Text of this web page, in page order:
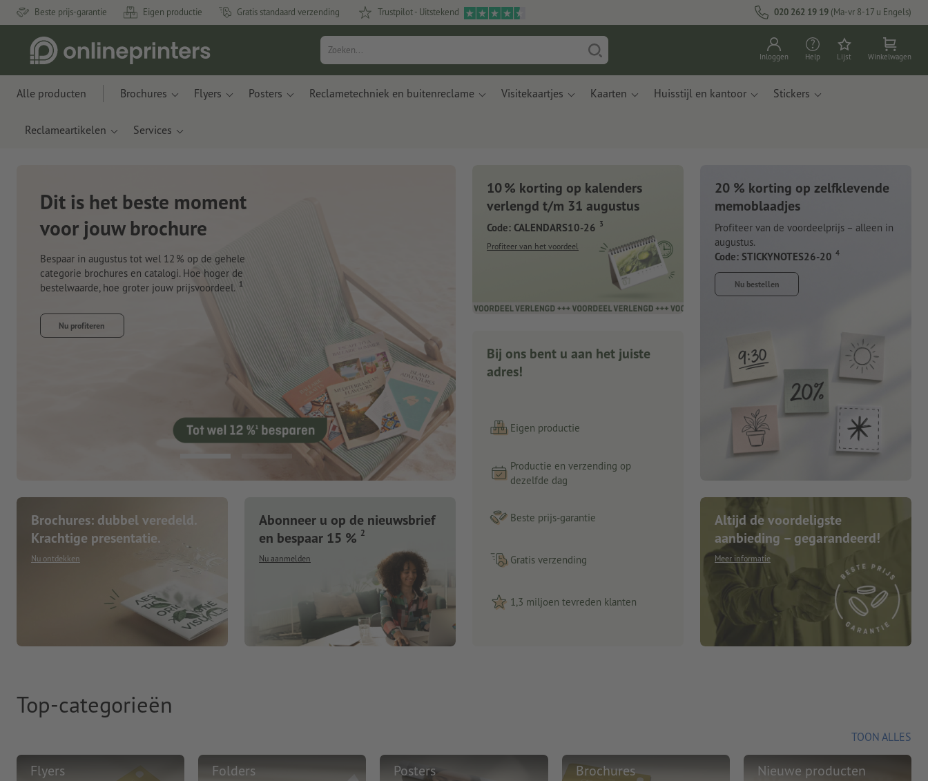
Beste prijs-garantie Eigen productie Gratis standaard verzending Trustpilot - Uitstekend 020 262 19 19 (Ma-vr 8-17 u Engels)
Inloggen Help Lijst Winkelwagen
Alle producten Brochures Flyers Posters Reclametechniek en buitenreclame Visitekaartjes Kaarten Huisstijl en kantoor Stickers
Reclameartikelen Services
Nieuwe notitieboeken
Met innovatieve materialen gemaakt van appelresten
Nu bestellen
Brochures: dubbel veredeld.
Krachtige presentatie.
Nu ontdekken
Abonneer u op de nieuwsbrief
en bespaar 15 % 2
Nu aanmelden
10 % korting op kalenders
verlengd t/m 31 augustus
Code: CALENDARS10-26 3
Profiteer van het voordeel
Bij ons bent u aan het juiste
adres!
Eigen productie
Productie en verzending op
dezelfde dag
Beste prijs-garantie
Gratis verzending
1,3 miljoen tevreden klanten
20 % korting op zelfklevende
memoblaadjes
Profiteer van de voordeelprijs – alleen in
augustus.
Code: STICKYNOTES26-20 4
Nu bestellen
Altijd de voordeligste
aanbieding – gegarandeerd!
Meer informatie
Top-categorieën
TOON ALLES
Flyers Folders Posters Brochures Nieuwe producten